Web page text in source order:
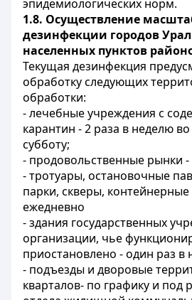
эпидемиологических норм.
1.8. Осуществление
дезинфекции городов
населенных пунктов
Текущая дезинфекция
обработку следующих
обработки:
- лечебные учреждения с
карантин - 2 раза в неделю
субботу;
- продовольственные рынки
- тротуары, остановочные
парки, скверы,
ежедневно
- здания государственных
организации, чье
приостановлено - один раз в
- подъезды и дворовые
кварталов- по графику и под